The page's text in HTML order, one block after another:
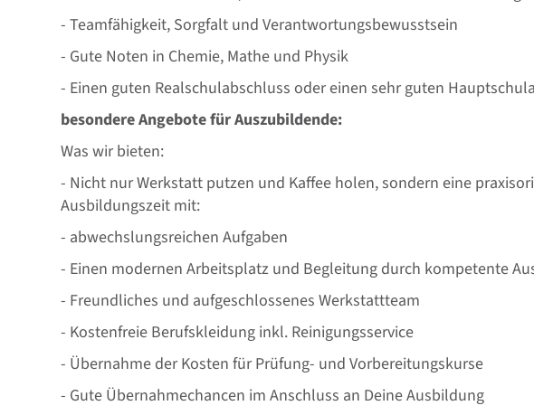
- Teamfähigkeit, Sorgfalt und Verantwortungsbewusstsein
- Gute Noten in Chemie, Mathe und Physik
- Einen guten Realschulabschluss oder einen sehr guten
besondere Angebote für Auszubildende:
Was wir bieten:
- Nicht nur Werkstatt putzen und Kaffee holen, sondern eine
Ausbildungszeit mit:
- abwechslungsreichen Aufgaben
- Einen modernen Arbeitsplatz und Begleitung durch kompetente
- Freundliches und aufgeschlossenes Werkstattteam
- Kostenfreie Berufskleidung inkl. Reinigungsservice
- Übernahme der Kosten für Prüfung- und Vorbereitungskurse
- Gute Übernahmechancen im Anschluss an Deine Ausbildung